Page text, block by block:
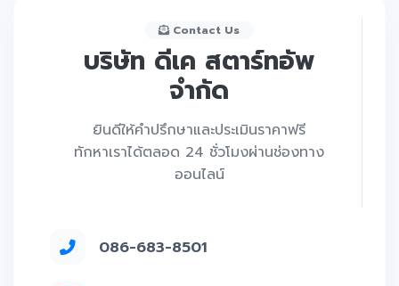
Contact Us
บริษัท ดีเค สตาร์ทอัพ
จำกัด
ยินดีให้คำปรึกษาและประเมินราคาฟรี
ทักหาเราได้ตลอด 24 ชั่วโมงผ่านช่องทาง
ออนไลน์
086-683-8501